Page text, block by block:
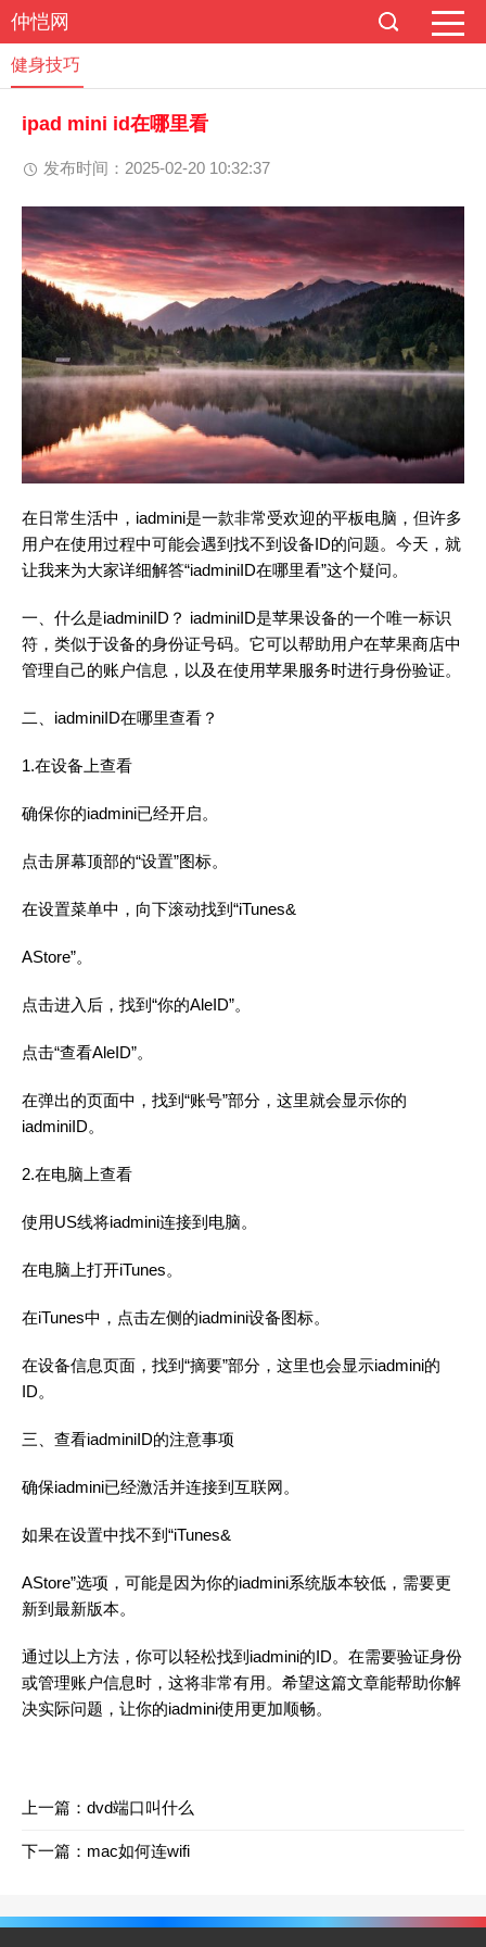
仲恺网
健身技巧
ipad mini id在哪里看
发布时间：2025-02-20 10:32:37
在日常生活中，iadmini是一款非常受欢迎的平板电脑，但许多
用户在使用过程中可能会遇到找不到设备ID的问题。今天，就
让我来为大家详细解答“iadminiID在哪里看”这个疑问。
一、什么是iadminiID？ iadminiID是苹果设备的一个唯一标识
符，类似于设备的身份证号码。它可以帮助用户在苹果商店中
管理自己的账户信息，以及在使用苹果服务时进行身份验证。
二、iadminiID在哪里查看？
1.在设备上查看
确保你的iadmini已经开启。
点击屏幕顶部的“设置”图标。
在设置菜单中，向下滚动找到“iTunes&
AStore”。
点击进入后，找到“你的AleID”。
点击“查看AleID”。
在弹出的页面中，找到“账号”部分，这里就会显示你的
iadminiID。
2.在电脑上查看
使用US线将iadmini连接到电脑。
在电脑上打开iTunes。
在iTunes中，点击左侧的iadmini设备图标。
在设备信息页面，找到“摘要”部分，这里也会显示iadmini的
ID。
三、查看iadminiID的注意事项
确保iadmini已经激活并连接到互联网。
如果在设置中找不到“iTunes&
AStore”选项，可能是因为你的iadmini系统版本较低，需要更
新到最新版本。
通过以上方法，你可以轻松找到iadmini的ID。在需要验证身份
或管理账户信息时，这将非常有用。希望这篇文章能帮助你解
决实际问题，让你的iadmini使用更加顺畅。
上一篇： dvd端口叫什么
下一篇： mac如何连wifi